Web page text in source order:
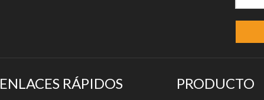
ENLACES RÁPIDOS PRODUCTO